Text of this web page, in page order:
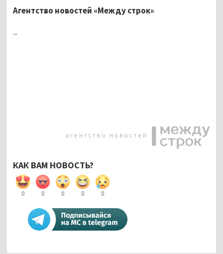
Агентство новостей «Между строк»
...
КАК ВАМ НОВОСТЬ?
0 0 0 0 0